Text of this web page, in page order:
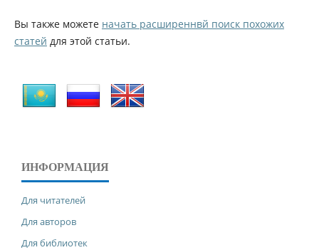
Вы также можете начать расширеннвй поиск похожих
статей для этой статьи.
ИНФОРМАЦИЯ
Для читателей
Для авторов
Для библиотек